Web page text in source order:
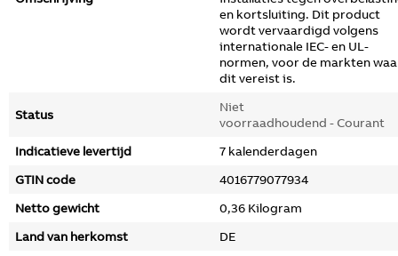
en kortsluiting. Dit product
wordt vervaardigd volgens
internationale IEC- en UL-
normen, voor de markten
dit vereist is.
Status
Niet
voorraadhoudend - Courant
Indicatieve levertijd
7 kalenderdagen
GTIN code
4016779077934
Netto gewicht
0,36 Kilogram
Land van herkomst
DE